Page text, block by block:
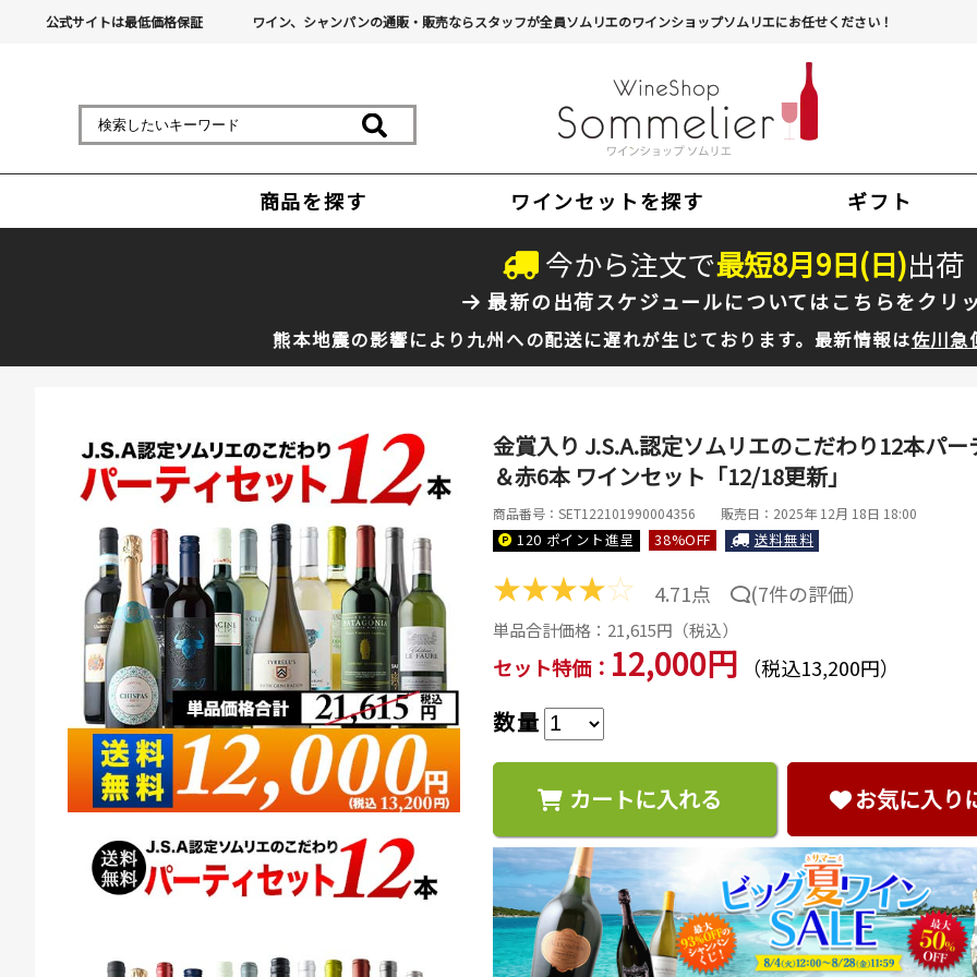
公式サイトは最低価格保証 ワイン、シャンパンの通販・販売ならスタッフが全員ソムリエのワインショップソムリエにお任せください！
商品を探す ワインセットを探す ギフト
今から注文で最短8月9日(日)出荷
最新の出荷スケジュールについてはこちらをクリ
熊本地震の影響により九州への配送に遅れが生じております。最新情報は佐川急
金賞入り J.S.A.認定ソムリエのこだわり12本パ
＆赤6本 ワインセット「12/18更新」
商品番号：SET122101990004356 販売日：2025年 12月 18日 18:00
120 ポイント進呈 38%OFF 送料無料
★★★★☆ 4.71点 (7件の評価）
単品合計価格： 21,615円（税込）
セット特価： 12,000円 （税込13,200円）
数量
カートに入れる お気に入り